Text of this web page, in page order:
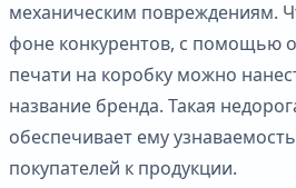
механическим повреждениям.
фоне конкурентов, с помощью
печати на коробку можно
название бренда. Такая
обеспечивает ему
покупателей к продукции.